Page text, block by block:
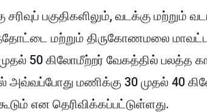
பகுதிகளிலும், வடக்கு மற்றும்
மற்றும் திருகோணமலை
50 கிலோமீற்றர் வேகத்தில் பலத்த
அவ்வப்போது மணிக்கு 30 முதல் 40
என தெரிவிக்கப்பட்டுள்ளது.